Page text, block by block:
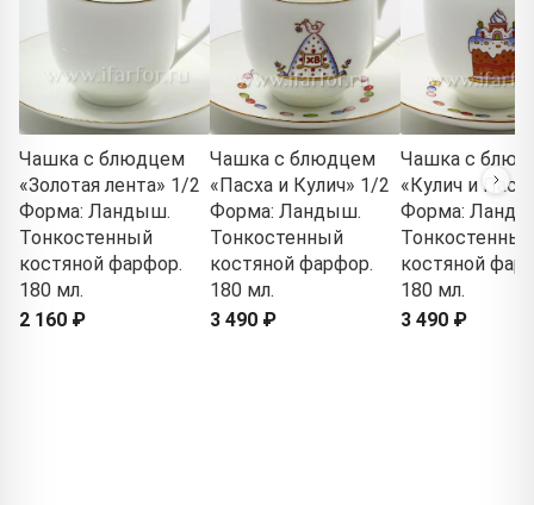
Чашка с блюдцем
«Золотая лента» 1/2
Форма: Ландыш.
Тонкостенный
костяной фарфор.
180 мл.
2 160 ₽
Чашка с блюдцем
«Пасха и Кулич» 1/2
Форма: Ландыш.
Тонкостенный
костяной фарфор.
180 мл.
3 490 ₽
Чашка с
«Кулич и
Форма:
Тонкостенный
костяной
180 мл.
3 490 ₽